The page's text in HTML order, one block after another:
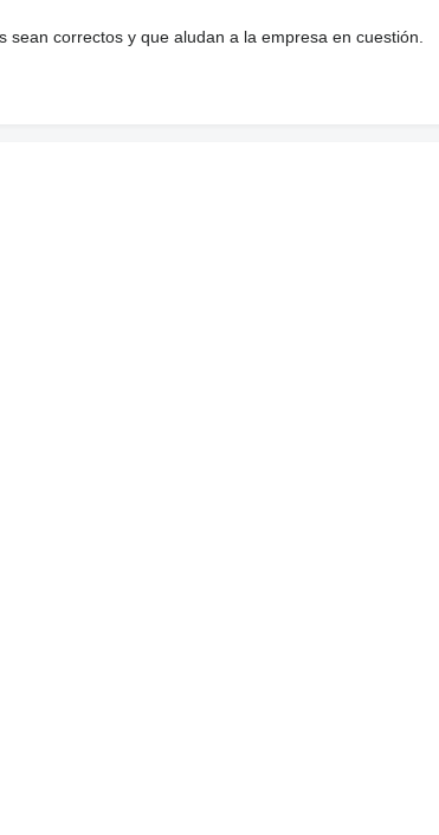
correctos y que aludan a la empresa en cuestión.